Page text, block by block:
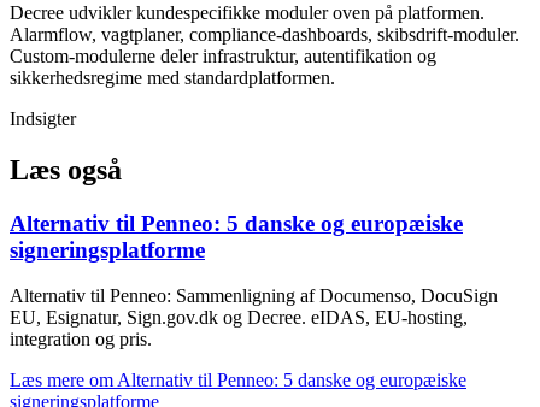
Decree udvikler kundespecifikke moduler oven på platformen.
Alarmflow, vagtplaner, compliance-dashboards, skibsdrift-moduler.
Custom-modulerne deler infrastruktur, autentifikation og
sikkerhedsregime med standardplatformen.
Indsigter
Læs også
Alternativ til Penneo: 5 danske og europæiske
signeringsplatforme
Alternativ til Penneo: Sammenligning af Documenso, DocuSign
EU, Esignatur, Sign.gov.dk og Decree. eIDAS, EU-hosting,
integration og pris.
Læs mere om Alternativ til Penneo: 5 danske og europæiske
signeringsplatforme